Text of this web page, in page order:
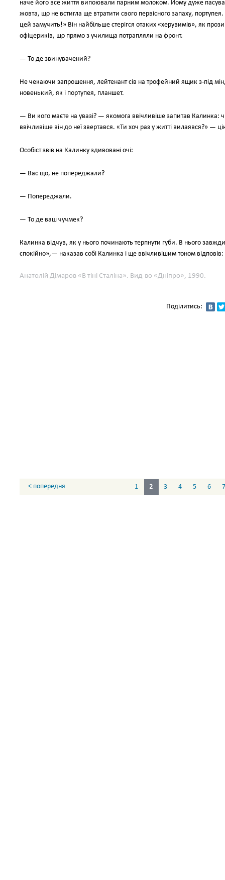
наче його все життя випоювали парним молоком. Йому дуже
жовта, що не встигла ще втратити свого первісного запаху,
цей замучить!» Він найбільше стерігся отаких «херувимів», як
офіцериків, що прямо з училища потрапляли на фронт.
— То де звинувачений?
Не чекаючи запрошення, лейтенант сів на трофейний ящик з-під
новенький, як і портупея, планшет.
— Ви кого маєте на увазі? — якомога ввічливіше запитав
ввічливіше він до неї звертався. «Ти хоч раз у житті вилаявся?» —
Особіст звів на Калинку здивовані очі:
— Вас що, не попереджали?
— Попереджали.
— То де ваш чучмек?
Калинка відчув, як у нього починають терпнути губи. В нього
спокійно»,— наказав собі Калинка і ще ввічливішим тоном відповів:
Анатолій Дімаров «В тіні Сталіна». Вид-во «Дніпро», 1990.
Поділитись:
< попередня 1 2 3 4 5 6